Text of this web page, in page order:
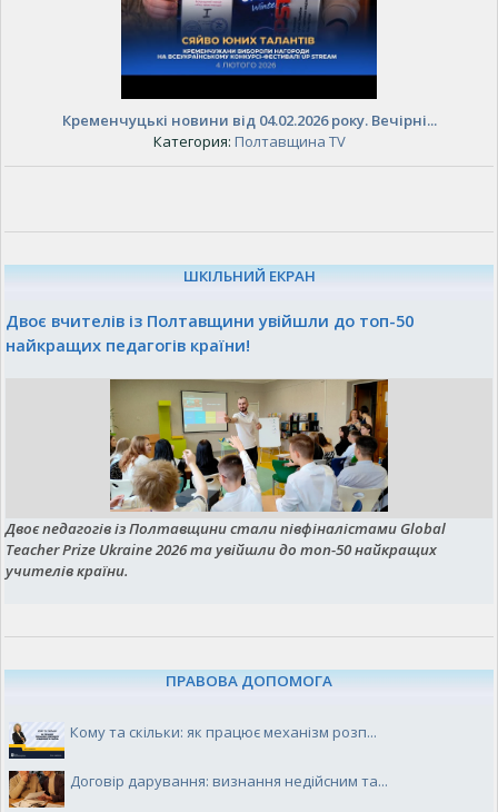
Кременчуцькі новини від 04.02.2026 року. Вечірні...
Категория: Полтавщина TV
ШКІЛЬНИЙ ЕКРАН
Двоє вчителів із Полтавщини увійшли до топ-50
найкращих педагогів країни!
Двоє педагогів із Полтавщини стали півфіналістами Global
Teacher Prize Ukraine 2026 та увійшли до топ-50 найкращих
учителів країни.
ПРАВОВА ДОПОМОГА
Кому та скільки: як працює механізм розп...
Договір дарування: визнання недійсним та...